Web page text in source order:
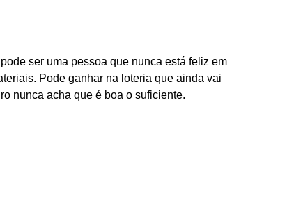
ser uma pessoa que nunca está feliz em
Pode ganhar na loteria que ainda vai
nunca acha que é boa o suficiente.